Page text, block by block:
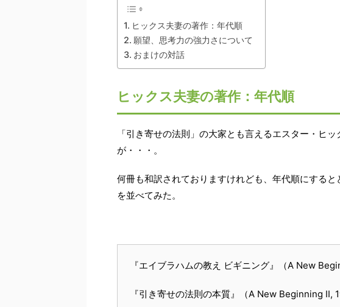
ヒックス夫妻の著作：年代順
願望、思考力の強力さについて
おまけの対話
ヒックス夫妻の著作：年代順
「引き寄せの法則」の大家とも言えるエスター・ヒ
が・・・。
何冊も和訳されておりますけれども、年代順にする
を並べてみた。
『エイブラハムの教え ビギニング』（A New
『引き寄せの法則の本質』（A New Beginning II,